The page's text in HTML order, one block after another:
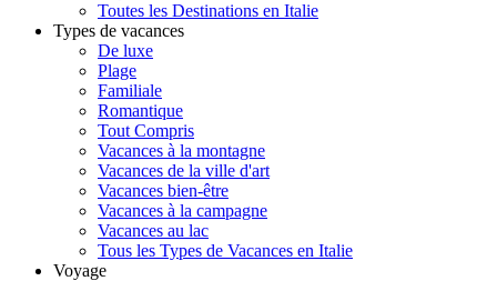
Toutes les Destinations en Italie
Types de vacances
De luxe
Plage
Familiale
Romantique
Tout Compris
Vacances à la montagne
Vacances de la ville d'art
Vacances bien-être
Vacances à la campagne
Vacances au lac
Tous les Types de Vacances en Italie
Voyage